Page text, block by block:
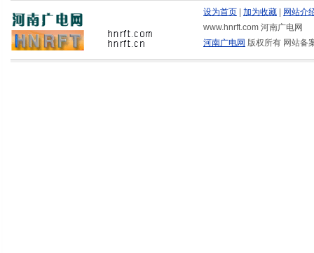
设为首页 加为收藏
网站介
www.hnrft.com 河南广电网
河南广电网 版权所有 网站备